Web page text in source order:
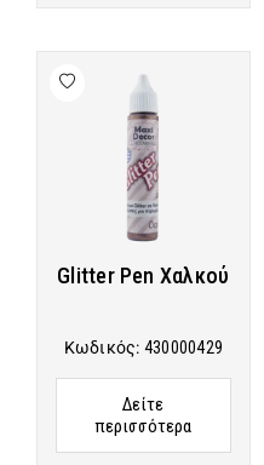
Glitter Pen Χαλκού
Κωδικός: 430000429
Δείτε
περισσότερα